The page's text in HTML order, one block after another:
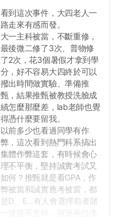
看到這次事件，大四老人一
路走來有感而發。
大一主科被當，不斷重修，
最後微二修了3次、普物修
了2次，花3個暑假才拿到學
分，好不容易大四終於可以
撥出時間做實驗、準備推
甄，結果推甄被教授洗臉成
績怎麼那麼差，lab老師也覺
得憑什麼要留我。
以前多少也看過同學有作
弊，這次看到熱門科系搞出
集體作弊這套，有時候會心
理不平衡，堅持誠實考試又
如何？推甄就是看GPA，作
弊被當和誠實應考被當，都
是D、E...有人會選擇前者賭